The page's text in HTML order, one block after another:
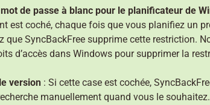
de passe à blanc pour le planificateur de
est coché, chaque fois que vous planifiez un
SyncBackFree supprime cette restriction.
d’accès dans Windows pour supprimer la
version : Si cette case est cochée,
manuellement quand vous le souhaitez.